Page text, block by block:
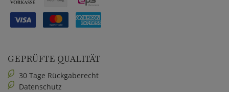
GEPRÜFTE QUALITÄT
30 Tage Rückgaberecht
Datenschutz